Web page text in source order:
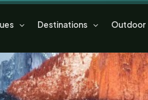
Destinations Outdoor